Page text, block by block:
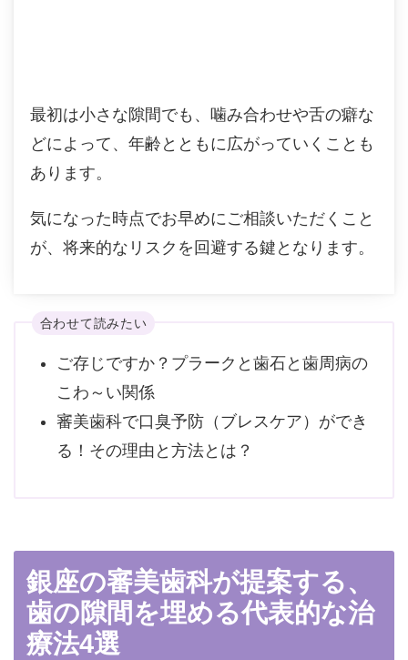
最初は小さな隙間でも、噛み合わせや舌の癖な
どによって、年齢とともに広がっていくことも
あります。
気になった時点でお早めにご相談いただくこと
が、将来的なリスクを回避する鍵となります。
合わせて読みたい
ご存じですか？プラークと歯石と歯周病の
こわ～い関係
審美歯科で口臭予防（ブレスケア）ができ
る！その理由と方法とは？
銀座の審美歯科が提案する、
歯の隙間を埋める代表的な治
療法4選